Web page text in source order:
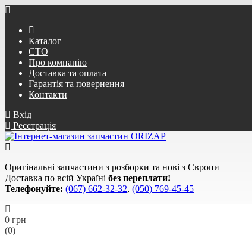
Каталог
СТО
Про компанію
Доставка та оплата
Гарантія та повернення
Контакти
Вхід
Реєстрація
Оригінальні запчастини з розборки та нові з Європи
Доставка по всій Україні без переплати!
Телефонуйте: (067) 662-32-32, (050) 769-45-45
0 грн
(0)